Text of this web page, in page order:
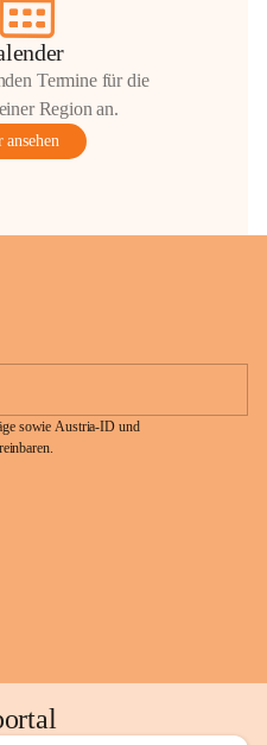
Termine für die
Region an.
ansehen
sowie Austria-ID und